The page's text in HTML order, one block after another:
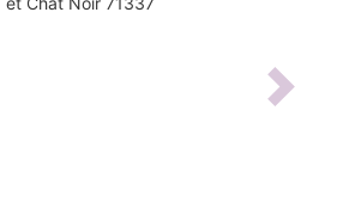
Next